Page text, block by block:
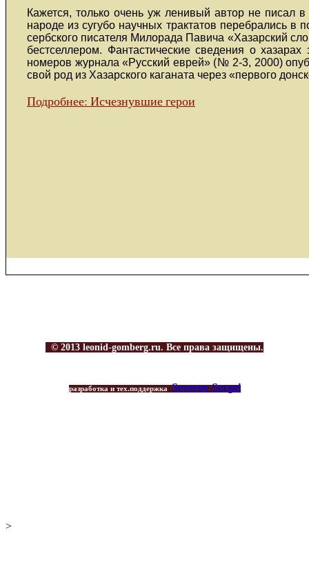
Кажется, только очень уж ленивый автор не писал
народе из сугубо научных трактатов перебрались
сербского писателя Милорада Павича «Хазарский
бестселлером. Фантастические сведения о
номеров журнала «Русский еврей» (№ 2-3, 2000)
свой род из Хазарского каганата через «первого
Подробнее: Исчезнувшие герои
© 2013 leonid-gomberg.ru. Все права защищены.
разработка и тех.поддержка Severov Sergei
>